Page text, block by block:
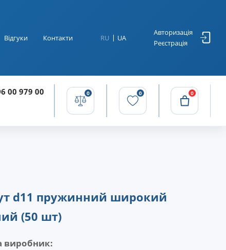
Відгуки Контакти RU UA
Авторизація
Реєстрація
00 979 00 0 0 0
d11 пружинний широкий
(50 шт)
виробник: